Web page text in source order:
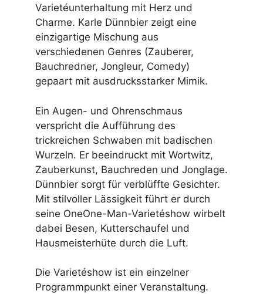
Varietéunterhaltung mit Herz und
Charme. Karle Dünnbier zeigt eine
einzigartige Mischung aus
verschiedenen Genres (Zauberer,
Bauchredner, Jongleur, Comedy)
gepaart mit ausdrucksstarker Mimik.
Ein Augen- und Ohrenschmaus
verspricht die Aufführung des
trickreichen Schwaben mit badischen
Wurzeln. Er beeindruckt mit Wortwitz,
Zauberkunst, Bauchreden und Jonglage.
Dünnbier sorgt für verblüffte Gesichter.
Mit stilvoller Lässigkeit führt er durch
seine OneOne-Man-Varietéshow wirbelt
dabei Besen, Kutterschaufel und
Hausmeisterhüte durch die Luft.
Die Varietéshow ist ein einzelner
Programmpunkt einer Veranstaltung.